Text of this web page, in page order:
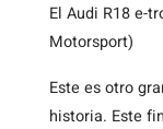
El Audi R18 e-
Motorsport)
Este es otro
historia. Este